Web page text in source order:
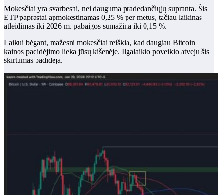
Mokesčiai yra svarbesni, nei dauguma pradedančiųjų supranta. Šis
ETP paprastai apmokestinamas 0,25 % per metus, tačiau laikinas
atleidimas iki 2026 m. pabaigos sumažina iki 0,15 %.
Laikui bėgant, mažesni mokesčiai reiškia, kad daugiau Bitcoin
kainos padidėjimo lieka jūsų kišenėje. Ilgalaikio poveikio atveju šis
skirtumas padidėja.